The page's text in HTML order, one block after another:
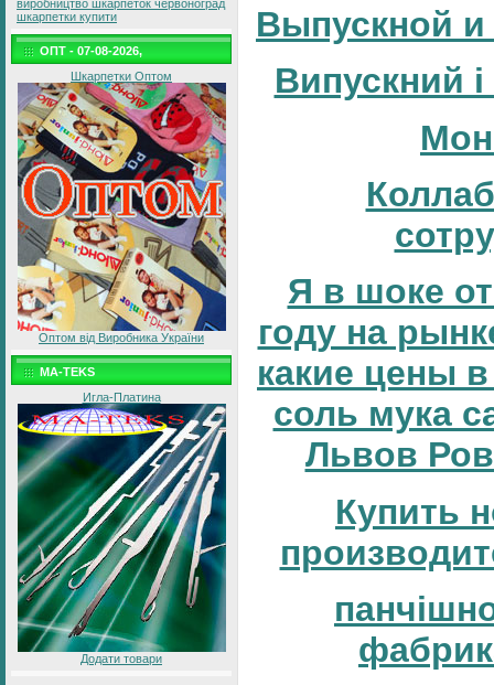
виробництво шкарпеток червоноград
шкарпетки купити
ОПТ - 07-08-2026,
Шкарпетки Оптом
Оптом від Виробника України
MA-TEKS
Игла-Платина
Додати товари
Выпускной и
Випускний
Я в шоке
году на
какие цены
соль мука
Львов
Купить